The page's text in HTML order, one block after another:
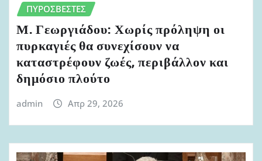
ΠΥΡΟΣΒΈΣΤΕΣ
Μ. Γεωργιάδου: Χωρίς πρόληψη οι
πυρκαγιές θα συνεχίσουν να
καταστρέφουν ζωές, περιβάλλον και
δημόσιο πλούτο
admin Απρ 29, 2026